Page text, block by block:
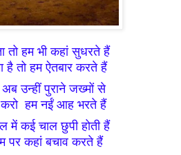
तो हम भी कहां सुधरते हैं
है तो हम ऐतबार करते हैं
उन्हीं पुराने जख्मों से
करो  हम नईं आह भरते हैं
में कई चाल छुपी होती हैं
पर कहां बचाव करते हैं